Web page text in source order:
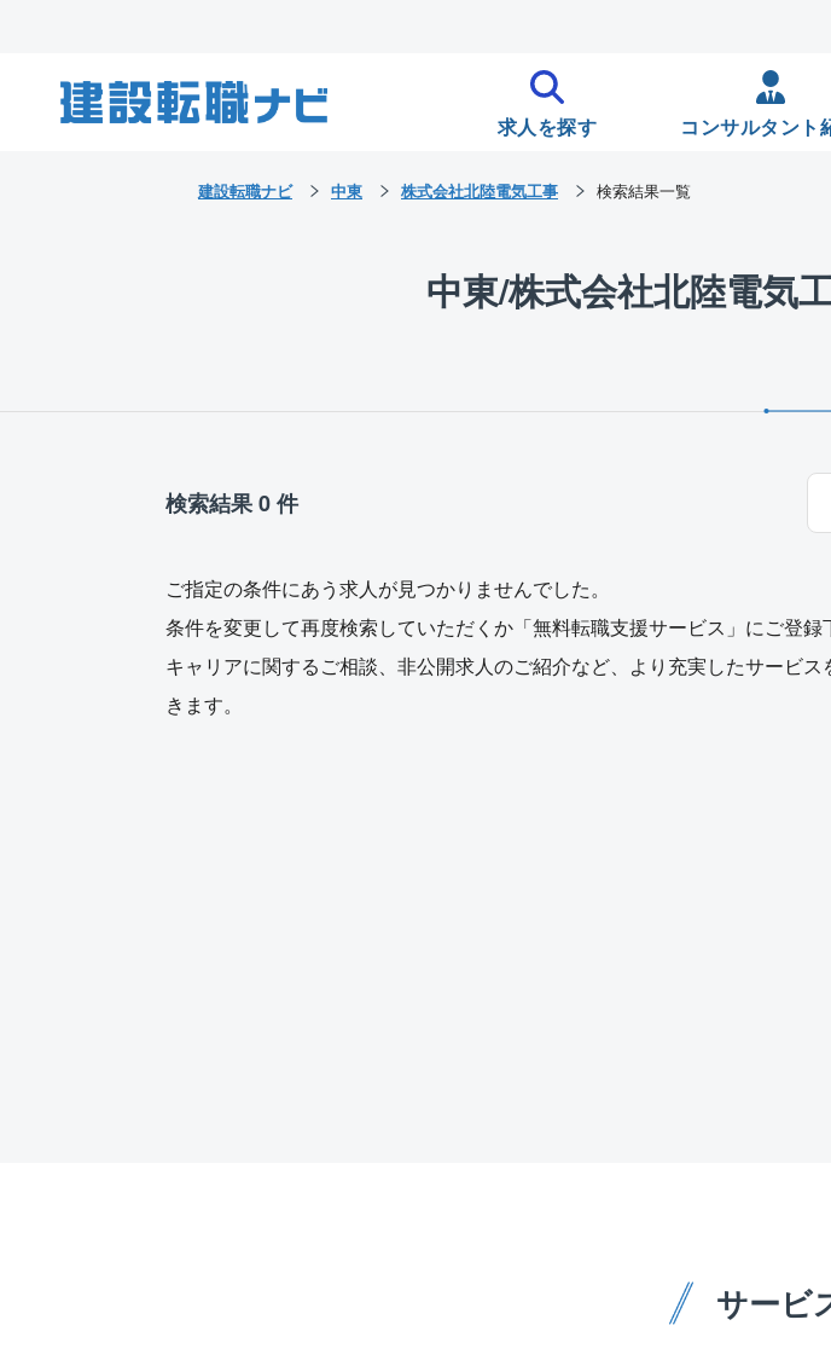
求人を探す コンサルタント
中東/株式会社北陸電気
検索結果 0 件
ご指定の条件にあう求人が見つかりませんでした。
条件を変更して再度検索していただくか「無料転職支援サービス」にご登録
キャリアに関するご相談、非公開求人のご紹介など、より充実したサービ
きます。
サービ
建設転職ナビ 中東 株式会社北陸電気工事 検索結果一覧